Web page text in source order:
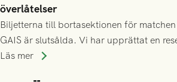
överlåtelser
Biljetterna till bortasektionen för
GAIS är slutsålda. Vi har upprättat en
ännu inte har någon biljett kan anmäla
Läs mer